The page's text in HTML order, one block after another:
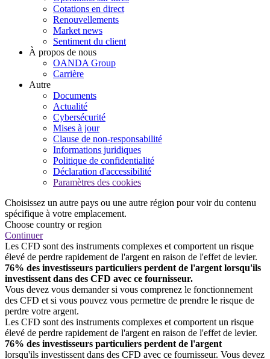
Cotations en direct
Renouvellements
Market news
Sentiment du client
À propos de nous
OANDA Group
Carrière
Autre
Documents
Actualité
Cybersécurité
Mises à jour
Clause de non-responsabilité
Informations juridiques
Politique de confidentialité
Déclaration d'accessibilité
Paramètres des cookies
Choisissez un autre pays ou une autre région pour voir du contenu
spécifique à votre emplacement.
Choose country or region
Continuer
Les CFD sont des instruments complexes et comportent un risque
élevé de perdre rapidement de l'argent en raison de l'effet de levier.
76% des investisseurs particuliers perdent de l'argent lorsqu'ils
investissent dans des CFD avec ce fournisseur.
Vous devez vous demander si vous comprenez le fonctionnement
des CFD et si vous pouvez vous permettre de prendre le risque de
perdre votre argent.
Les CFD sont des instruments complexes et comportent un risque
élevé de perdre rapidement de l'argent en raison de l'effet de levier.
76% des investisseurs particuliers perdent de l'argent
lorsqu'ils investissent dans des CFD avec ce fournisseur. Vous devez